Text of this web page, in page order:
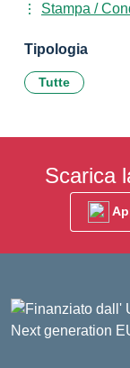
Stampa /
Tipologia
Tutte
Scarica